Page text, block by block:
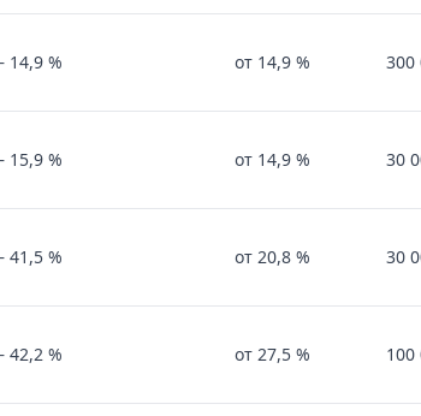
но зрелость контуров часто не
дня: курсы валют ЦБ, сводки о
14,9 % от 14,9 % 300
15,9 % от 14,9 % 30
41,5 % от 20,8 % 30
42,2 % от 27,5 % 100